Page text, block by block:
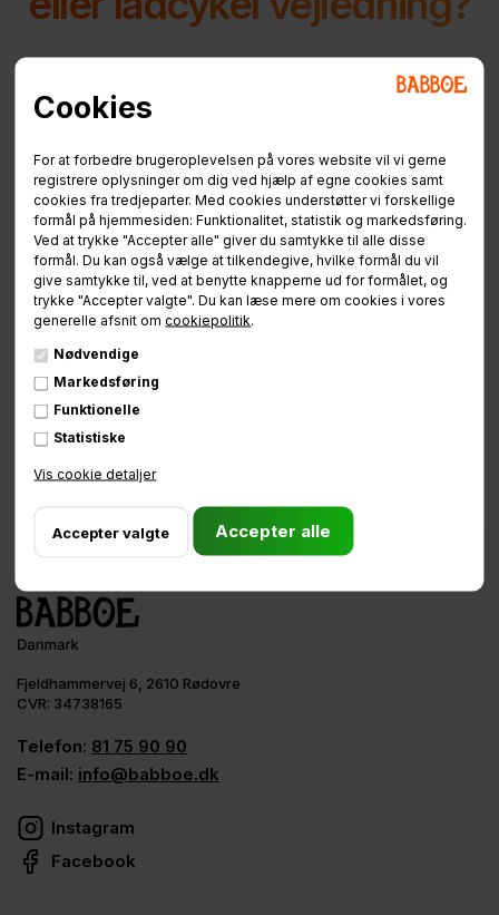
Cookies
For at forbedre brugeroplevelsen på vores website vil vi gerne
registrere oplysninger om dig ved hjælp af egne cookies samt
cookies fra tredjeparter. Med cookies understøtter vi forskellige
formål på hjemmesiden: Funktionalitet, statistik og markedsføring.
Ved at trykke "Accepter alle" giver du samtykke til alle disse
formål. Du kan også vælge at tilkendegive, hvilke formål du vil
give samtykke til, ved at benytte knapperne ud for formålet, og
trykke "Accepter valgte". Du kan læse mere om cookies i vores
generelle afsnit omcookiepolitik.
Nødvendige
Markedsføring
Funktionelle
Statistiske
Vis cookie detaljer
Vores ladcykel-rådgivere sidder klar til at hjælpe
81 75 90 90
Mandag - Fredag:
09:00 - 11:30 & 12:00 - 15:00
info@babboe.dk
Fjeldhammervej 6, 2610 Rødovre
CVR: 34738165
Telefon: 81 75 90 90
E-mail: info@babboe.dk
Instagram
Facebook